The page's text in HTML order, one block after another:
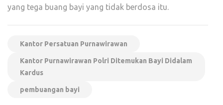
yang tega buang bayi yang tidak berdosa itu.
Kantor Persatuan Purnawirawan
Kantor Purnawirawan Polri Ditemukan Bayi Didalam
Kardus
pembuangan bayi